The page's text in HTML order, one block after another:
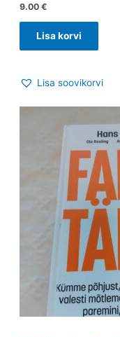
9.00 €
Lisa korvi
Lisa soovikorvi